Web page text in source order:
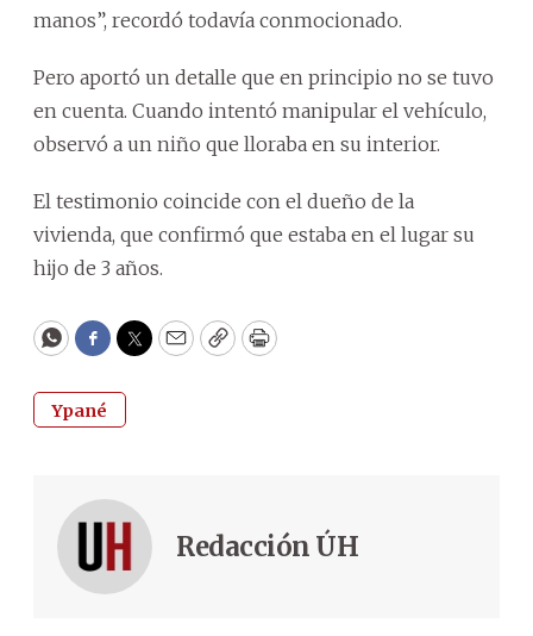
manos”, recordó todavía conmocionado.
Pero aportó un detalle que en principio no se tuvo
en cuenta. Cuando intentó manipular el vehículo,
observó a un niño que lloraba en su interior.
El testimonio coincide con el dueño de la
vivienda, que confirmó que estaba en el lugar su
hijo de 3 años.
WhatsApp
Facebook
Twitter
EmailCopyPrint
Ypané
Redacción ÚH